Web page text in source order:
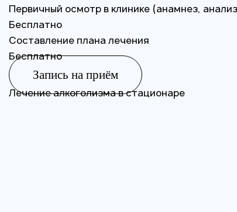
Первичный осмотр в клинике (анамнез,
Бесплатно
Составление плана лечения
Бесплатно
Запись на приём
Лечение алкоголизма в стационаре